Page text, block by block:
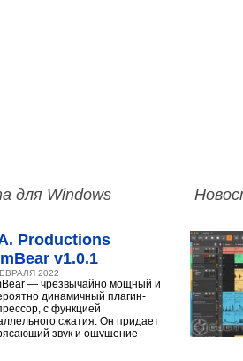
для Windows
Productions
v1.0.1
2022
— чрезвычайно мощный и
динамичный плагин-
с функцией
сжатия. Он придает
звук и ощущение